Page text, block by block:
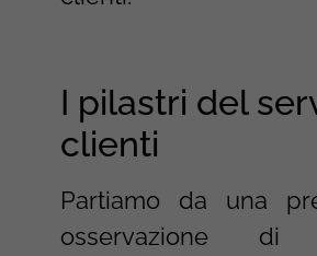
I pilastri del
clienti
Partiamo da una
osservazione di